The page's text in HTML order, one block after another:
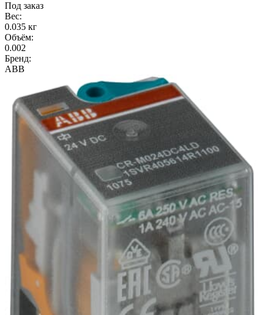
Под заказ
Вес:
0.035 кг
Объём:
0.002
Бренд:
ABB